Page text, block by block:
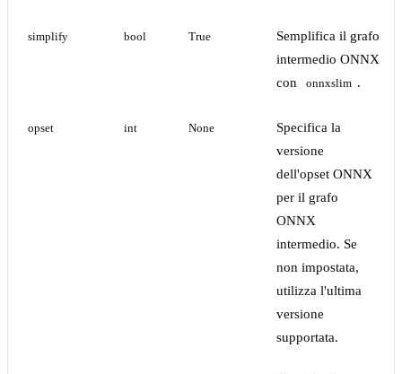
simplify bool True
Semplifica il grafo
intermedio ONNX
con
onnxslim .
opset int None
Specifica la
versione
dell'opset ONNX
per il grafo
ONNX
intermedio. Se
non impostata,
utilizza l'ultima
versione
supportata.